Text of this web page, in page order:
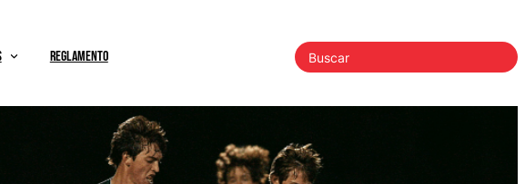
REGLAMENTO